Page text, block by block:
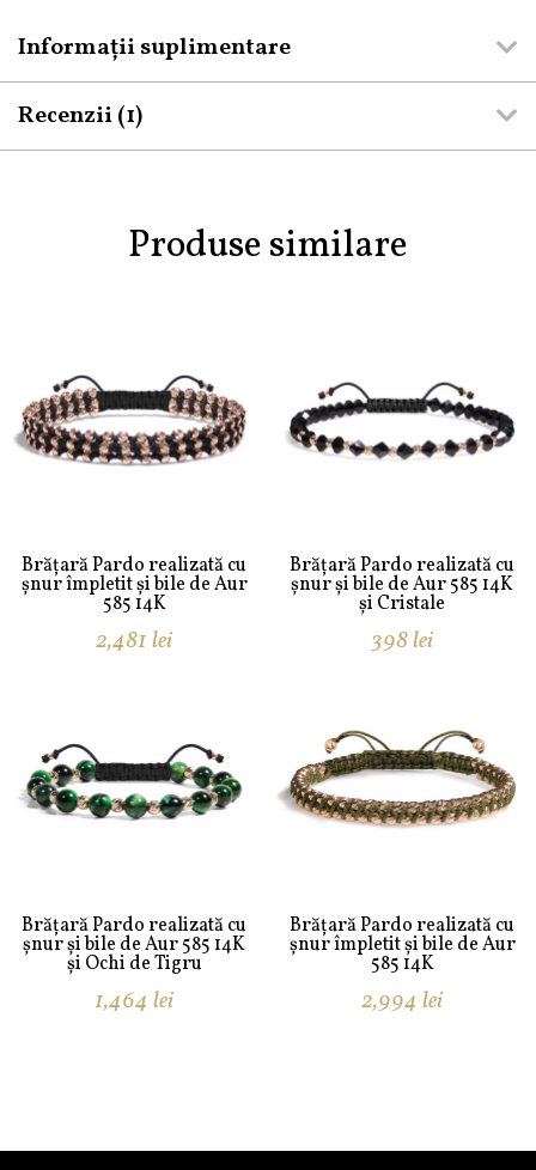
Informații suplimentare
Recenzii (1)
Produse similare
Brățară Pardo realizată cu
șnur împletit și bile de Aur
585 14K
2,481lei
Brățară Pardo realizată cu
șnur și bile de Aur 585 14K
și Cristale
398lei
Brățară Pardo realizată cu
șnur și bile de Aur 585 14K
și Ochi de Tigru
1,464 lei
Brățară Pardo realizată cu
șnur împletit și bile de Aur
585 14K
2,994 lei